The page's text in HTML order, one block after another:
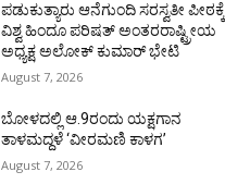
ಪಡುಕುತ್ಯಾರು ಆನೆಗುಂದಿ ಸರಸ್ವತೀ ಪೀಠಕ್ಕೆ
ವಿಶ್ವ ಹಿಂದೂ ಪರಿಷತ್ ಅಂತರರಾಷ್ಟ್ರೀಯ
ಅಧ್ಯಕ್ಷ ಅಲೋಕ್ ಕುಮಾರ್ ಭೇಟಿ
August 7, 2026
ಬೋಳದಲ್ಲಿ ಆ.9ರಂದು ಯಕ್ಷಗಾನ
ತಾಳಮದ್ದಳೆ ‘ವೀರಮಣಿ ಕಾಳಗ’
August 7, 2026